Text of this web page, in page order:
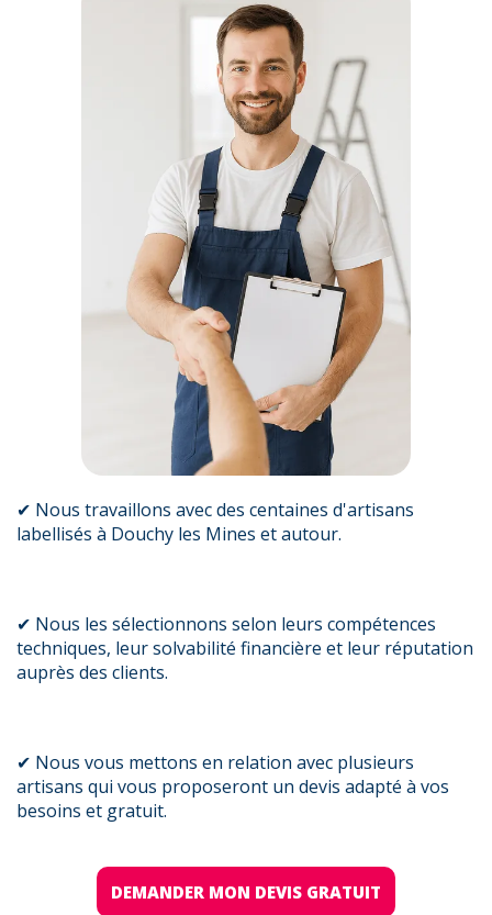
✔ Nous travaillons avec des centaines d'artisans
labellisés à Douchy les Mines et autour.
✔ Nous les sélectionnons selon leurs compétences
techniques, leur solvabilité financière et leur réputation
auprès des clients.
✔ Nous vous mettons en relation avec plusieurs
artisans qui vous proposeront un devis adapté à vos
besoins et gratuit.
DEMANDER MON DEVIS GRATUIT